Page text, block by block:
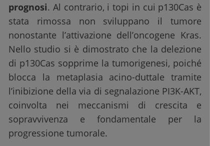
prognosi. Al contrario, i topi in cui p130Cas è
stata rimossa non sviluppano il tumore
nonostante l’attivazione dell’oncogene Kras.
Nello studio si è dimostrato che la delezione
di p130Cas sopprime la tumorigenesi, poiché
blocca la metaplasia acino-duttale tramite
l’inibizione della via di segnalazione PI3K-AKT,
coinvolta nei meccanismi di crescita e
sopravvivenza e fondamentale per la
progressione tumorale.